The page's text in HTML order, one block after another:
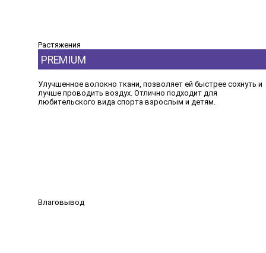
Растяжения
PREMIUM
Улучшенное волокно ткани, позволяет ей быстрее сохнуть и
лучше проводить воздух. Отлично подходит для
любительского вида спорта взрослым и детям.
Влаговывод